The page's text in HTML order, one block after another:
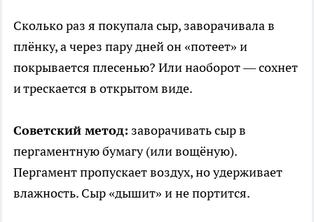
Сколько раз я покупала сыр, заворачивала в
плёнку, а через пару дней он «потеет» и
покрывается плесенью? Или наоборот — сохнет
и трескается в открытом виде.
Советский метод: заворачивать сыр в
пергаментную бумагу (или вощёную).
Пергамент пропускает воздух, но удерживает
влажность. Сыр «дышит» и не портится.